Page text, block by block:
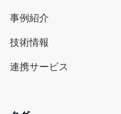
事例紹介
技術情報
連携サービス